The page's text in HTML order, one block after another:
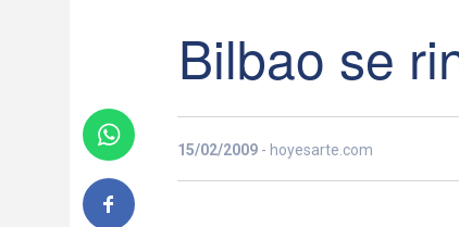
Bilbao se
15/02/2009 - hoyesarte.com